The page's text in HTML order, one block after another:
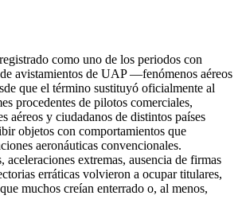
como uno de los periodos con
avistamientos de UAP —fenómenos aéreos
que el término sustituyó oficialmente al
procedentes de pilotos comerciales,
aéreos y ciudadanos de distintos países
objetos con comportamientos que
aeronáuticas convencionales.
aceleraciones extremas, ausencia de firmas
erráticas volvieron a ocupar titulares,
muchos creían enterrado o, al menos,